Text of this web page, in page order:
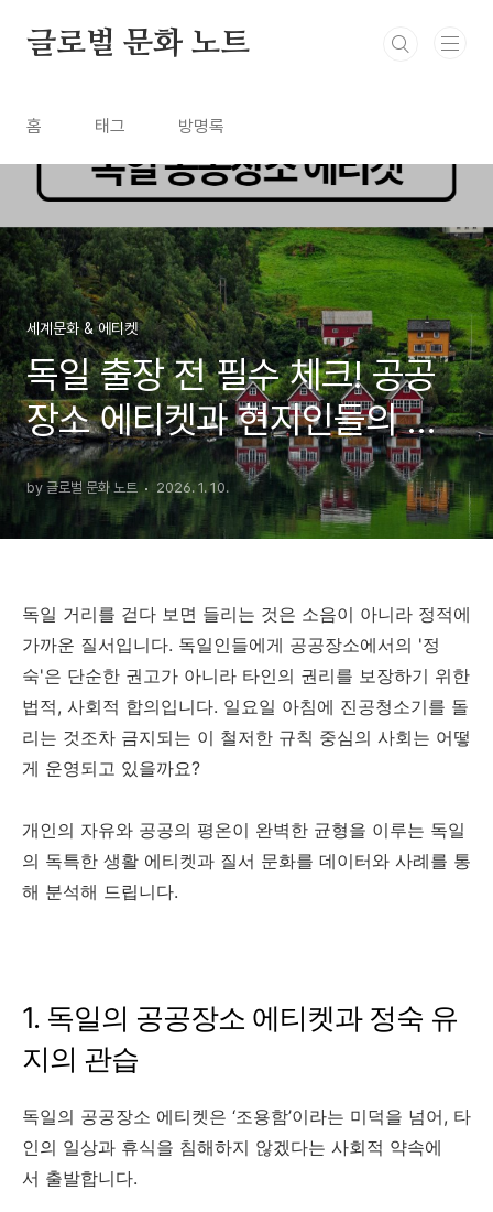
글로벌 문화 노트
홈 태그 방명록
세계문화 & 에티켓
독일 출장 전 필수 체크! 공공
장소 에티켓과 현지인들의 생
활 질서
by 글로벌 문화 노트 2026. 1. 10.
독일 거리를 걷다 보면 들리는 것은 소음이 아니라 정적에
가까운 질서입니다. 독일인들에게 공공장소에서의 '정
숙'은 단순한 권고가 아니라 타인의 권리를 보장하기 위한
법적, 사회적 합의입니다. 일요일 아침에 진공청소기를 돌
리는 것조차 금지되는 이 철저한 규칙 중심의 사회는 어떻
게 운영되고 있을까요?
개인의 자유와 공공의 평온이 완벽한 균형을 이루는 독일
의 독특한 생활 에티켓과 질서 문화를 데이터와 사례를 통
해 분석해 드립니다.
1. 독일의 공공장소 에티켓과 정숙 유
지의 관습
독일의 공공장소 에티켓은 ‘조용함’이라는 미덕을 넘어, 타
인의 일상과 휴식을 침해하지 않겠다는 사회적 약속에
서 출발합니다.